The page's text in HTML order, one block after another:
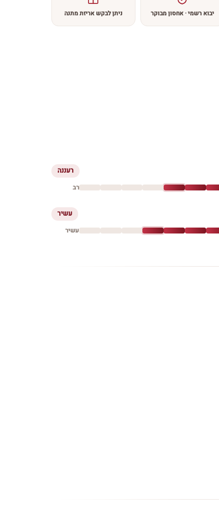
יבוא רשמי · אחסון מבוקר ניתן לבקש אריזת מתנה
רעננה
רב
עשיר
עשיר